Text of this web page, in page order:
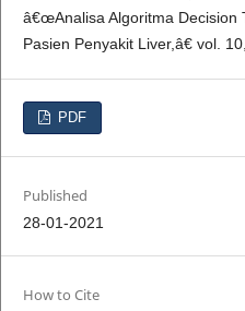
â€œAnalisa Algoritma Decision
Pasien Penyakit Liver,â€ vol.
PDF
Published
28-01-2021
How to Cite